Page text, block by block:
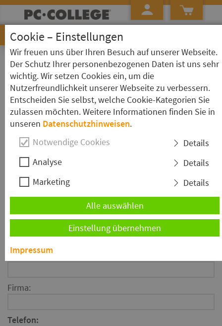
Startseite»Rückruf
Rückruf erbeten
Sie benötigen eine professionelle Beratung? Wir rufen
Sie gerne zurück.
Name:
Firma:
Telefon:
Cookie – Einstellungen
Wir freuen uns über Ihren Besuch auf unserer Webseite.
Der Schutz Ihrer personenbezogenen Daten ist uns sehr
wichtig. Wir setzen Cookies ein, um die
Nutzerfreundlichkeit unserer Webseite zu verbessern.
Entscheiden Sie selbst, welche Cookie-Kategorien Sie
zulassen möchten. Weitere Informationen finden Sie in
unseren Datenschutzhinweisen.
Notwendige Cookies
Details
Analyse
Details
Marketing
Details
Alle auswählen
Einstellung übernehmen
Impressum